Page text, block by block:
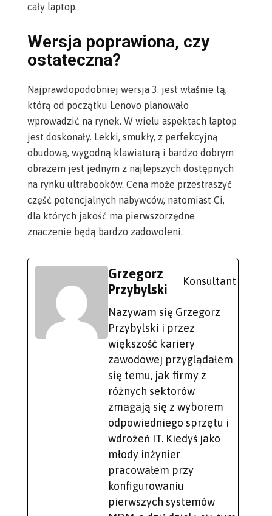
cały laptop.
Wersja poprawiona, czy
ostateczna?
Najprawdopodobniej wersja 3. jest właśnie tą,
którą od początku Lenovo planowało
wprowadzić na rynek. W wielu aspektach laptop
jest doskonały. Lekki, smukły, z perfekcyjną
obudową, wygodną klawiaturą i bardzo dobrym
obrazem jest jednym z najlepszych dostępnych
na rynku ultrabooków. Cena może przestraszyć
część potencjalnych nabywców, natomiast Ci,
dla których jakość ma pierwszorzędne
znaczenie będą bardzo zadowoleni.
Grzegorz
Przybylski
Konsultant
Nazywam się Grzegorz
Przybylski i przez
większość kariery
zawodowej przyglądałem
się temu, jak firmy z
różnych sektorów
zmagają się z wyborem
odpowiedniego sprzętu i
wdrożeń IT. Kiedyś jako
młody inżynier
pracowałem przy
konfigurowaniu
pierwszych systemów